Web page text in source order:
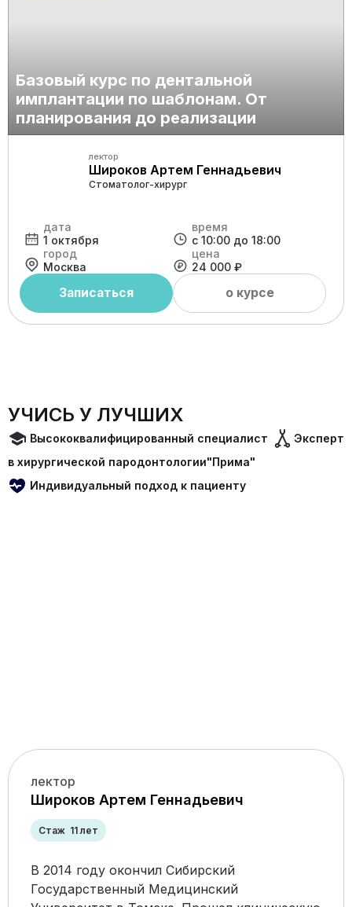
Базовый курс по дентальной
имплантации по шаблонам. От
планирования до реализации
лектор
Широков Артем Геннадьевич
Стоматолог-хирург
дата
1 октября
время
с 10:00 до 18:00
город
Москва
цена
24 000 ₽
Записаться о курсе
УЧИСЬ У ЛУЧШИХ
Высококвалифицированный специалист
Эксперт
в хирургической пародонтологии"Прима"
Индивидуальный подход к пациенту
лектор
Широков Артем Геннадьевич
Стаж 11 лет
В 2014 году окончил Сибирский
Государственный Медицинский